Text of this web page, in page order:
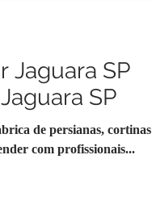
Jaguara SP
SP
de persianas, cortinas
com profissionais...